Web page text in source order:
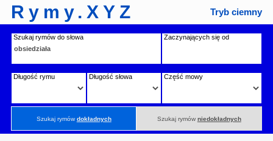
Rymy.XYZ Tryb ciemny
Szukaj rymów do słowa Zaczynających się od
Długość rymu Długość słowa Część mowy
Szukaj rymówdokładnych Szukaj rymów niedokładnych